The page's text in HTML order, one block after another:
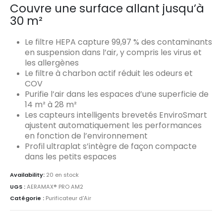
Couvre une surface allant jusqu’à
30 m²
Le filtre HEPA capture 99,97 % des contaminants
en suspension dans l’air, y compris les virus et
les allergènes
Le filtre à charbon actif réduit les odeurs et
COV
Purifie l’air dans les espaces d’une superficie de
14 m² à 28 m²
Les capteurs intelligents brevetés EnviroSmart
ajustent automatiquement les performances
en fonction de l’environnement
Profil ultraplat s’intègre de façon compacte
dans les petits espaces
Availability: 20 en stock
UGS :AERAMAX® PRO AM2
Catégorie : Purificateur d'Air